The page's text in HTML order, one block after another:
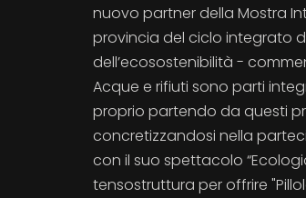
nuovo partner della Mostra
provincia del ciclo integrato
dell’ecosostenibilità -
Acque e rifiuti sono parti
proprio partendo da questi
concretizzandosi nella
con il suo spettacolo
tensostruttura per offrire